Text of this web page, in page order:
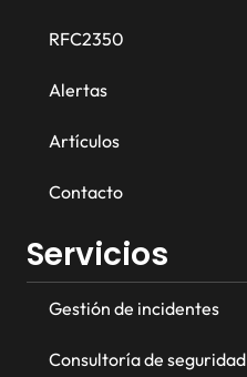
RFC2350
Alertas
Artículos
Contacto
Servicios
Gestión de incidentes
Consultoría de seguridad